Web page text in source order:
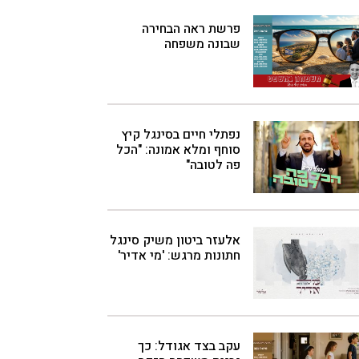
פרשת ראה הבחירה
שבונה משפחה
נפתלי חיים בסינגל קיץ
סוחף ומלא אמונה: "הכל
פה לטובה"
אלעזר ביטון משיק סינגל
חתונות מרגש: 'מי אדיר'
עקב בצד אגודל: כך